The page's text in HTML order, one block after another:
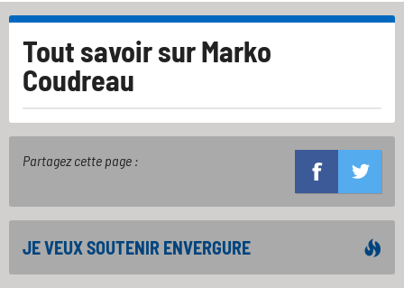
Tout savoir surMarko
Coudreau
Partagez cette page :
JE VEUX SOUTENIR ENVERGURE